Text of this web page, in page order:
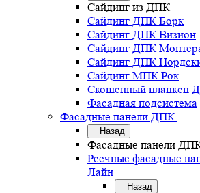
Сайдинг из ДПК
Сайдинг ДПК Борк
Сайдинг ДПК Визион
Сайдинг ДПК
Сайдинг ДПК
Сайдинг МПК Рок
Скошенный планкен
Фасадная подсистема
Фасадные панели ДПК
Назад
Фасадные панели
Реечные фасадные
Лайн
Назад